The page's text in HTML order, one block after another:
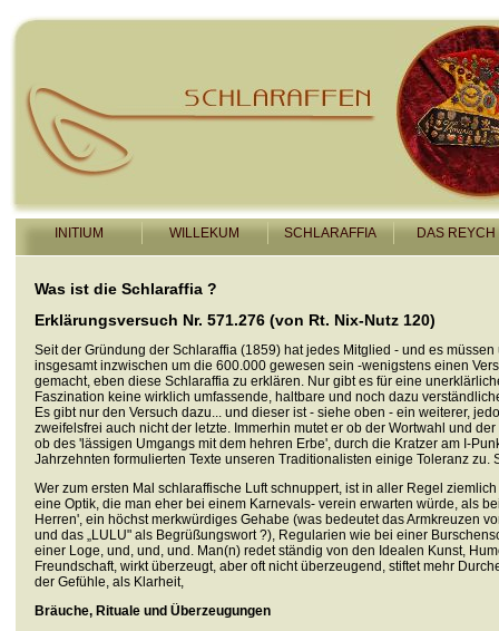
Was ist die Schlaraffia ?
Erklärungsversuch Nr. 571.276 (von Rt. Nix-Nutz 120)
Seit der Gründung der Schlaraffia (1859) hat jedes Mitglied - und es müssen
insgesamt inzwischen um die 600.000 gewesen sein -wenigstens einen
gemacht, eben diese Schlaraffia zu erklären. Nur gibt es für eine
Faszination keine wirklich umfassende, haltbare und noch dazu
Es gibt nur den Versuch dazu... und dieser ist - siehe oben - ein weiterer,
zweifelsfrei auch nicht der letzte. Immerhin mutet er ob der Wortwahl und
ob des 'lässigen Umgangs mit dem hehren Erbe', durch die Kratzer am I-
Jahrzehnten formulierten Texte unseren Traditionalisten einige Toleranz zu.
Wer zum ersten Mal schlaraffische Luft schnuppert, ist in aller Regel
eine Optik, die man eher bei einem Karnevals- verein erwarten würde, als
Herren', ein höchst merkwürdiges Gehabe (was bedeutet das Armkreuzen
und das „LULU" als Begrüßungswort ?), Regularien wie bei einer
einer Loge, und, und, und. Man(n) redet ständig von den Idealen Kunst,
Freundschaft, wirkt überzeugt, aber oft nicht überzeugend, stiftet mehr
der Gefühle, als Klarheit,
Bräuche, Rituale und Überzeugungen
INITIUM WILLEKUM SCHLARAFFIA DAS REYCH